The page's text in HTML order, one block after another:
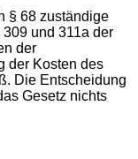
§ 68 zuständige
und 311a der
der
der Kosten des
Die Entscheidung
Gesetz nichts